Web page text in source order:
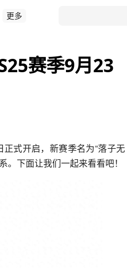
更多
赛季9月23
式开启，新赛季名为“落子无
下面让我们一起来看看吧！